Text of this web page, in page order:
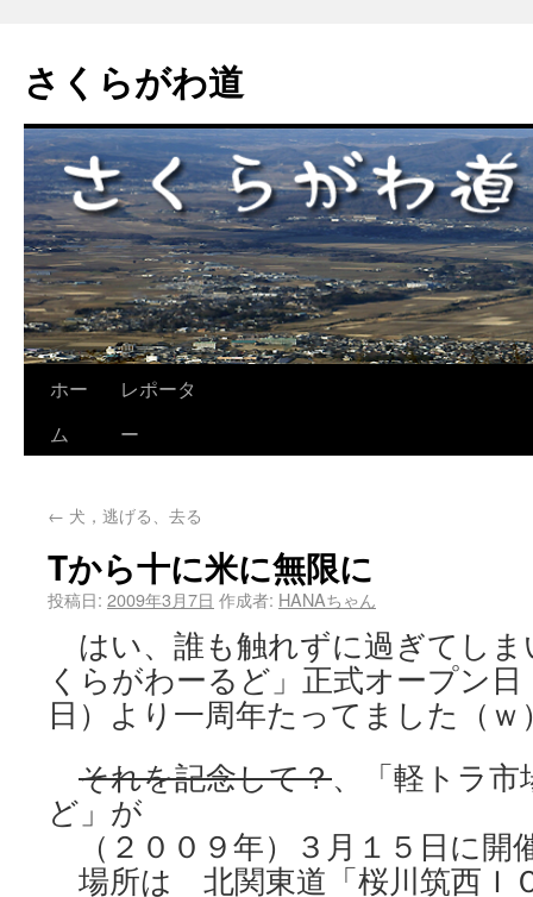
さくらがわ道
ホー
ム
レポータ
ー
← 犬，逃げる、去る
Tから十に米に無限に
投稿日: 2009年3月7日 作成者: HANAちゃん
はい、誰も触れずに過ぎてし
くらがわーるど」正式オープン
日）より一周年たってました（ｗ
それを記念して？、「軽トラ
ど」が
（２００９年）３月１５日に開
場所は 北関東道「桜川筑西